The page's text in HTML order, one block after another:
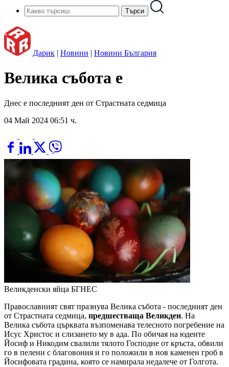
Дарик | Новини | Новини България
Велика събота е
Днес е последният ден от Страстната седмица
04 Май 2024 06:51 ч.
Великденски яйца БГНЕС
Православният свят празнува Велика събота - последният ден
от Страстната седмица, предшестваща Великден. На
Велика събота църквата възпоменава телесното погребение на
Исус Христос и слизането му в ада. По обичая на юдеите
Йосиф и Никодим свалили тялото Господне от кръста, обвили
го в пелени с благовония и го положили в нов каменен гроб в
Йосифовата градина, която се намирала недалече от Голгота.